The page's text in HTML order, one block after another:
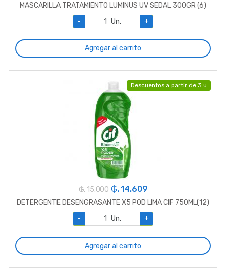
MASCARILLA TRATAMIENTO LUMINUS UV SEDAL 300GR (6)
-
Un. +
Agregar al carrito
Descuentos a partir de 3 u
₲. 15.000 ₲. 14.609
DETERGENTE DESENGRASANTE X5 POD LIMA CIF 750ML(12)
-
Un. +
Agregar al carrito